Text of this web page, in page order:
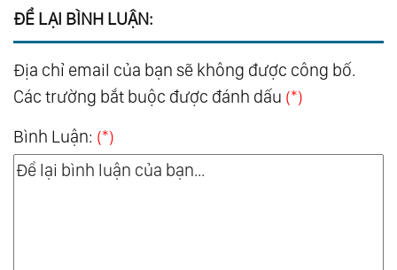
ĐỂ LẠI BÌNH LUẬN:
Địa chỉ email của bạn sẽ không được công bố.
Các trường bắt buộc được đánh dấu (*)
Bình Luận: (*)